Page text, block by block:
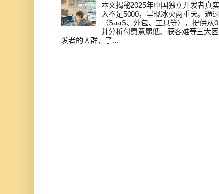
本文揭秘2025年中国独立开发者真
入不足5000，呈现冰火两重天。通
（SaaS、外包、工具等），提供
并分析付费意愿低、获客难等三大
发者的人群，了...